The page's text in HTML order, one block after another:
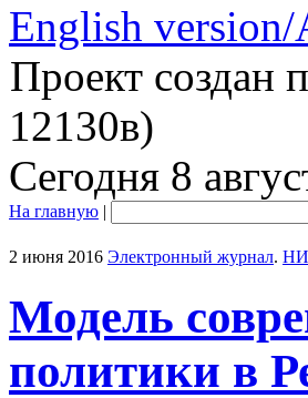
English version/
Проект создан
12130в)
Сегодня 8
На главную |
2 июня 2016 Электронный журнал.
Модель
политики в